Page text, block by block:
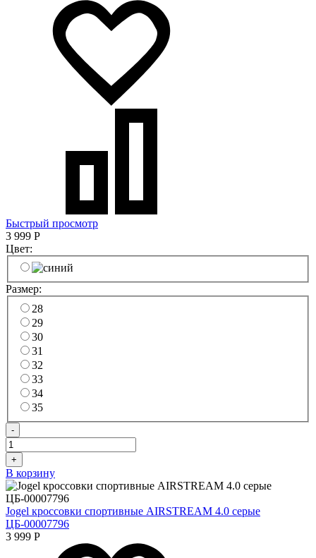
Быстрый просмотр
3 999 Р
Цвет:
Размер:
28
29
30
31
32
33
34
35
-
+
В корзину
Jogel кроссовки спортивные AIRSTREAM 4.0 серые
ЦБ-00007796
3 999 Р